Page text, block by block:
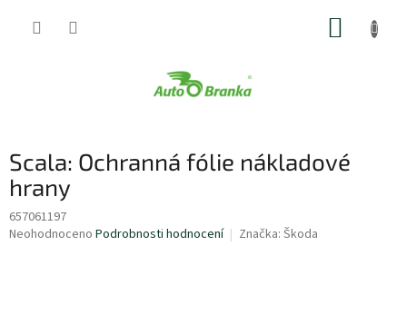
Scala: Ochranná fólie nákladové
hrany
657061197
Průměrné
Neohodnoceno Podrobnosti hodnocení Značka: Škoda